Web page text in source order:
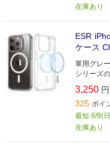
在庫あり
ESR
ケース
軍用グレ
シリーズ
ス
3,250
325 ポイ
最短 8/9(
在庫あり